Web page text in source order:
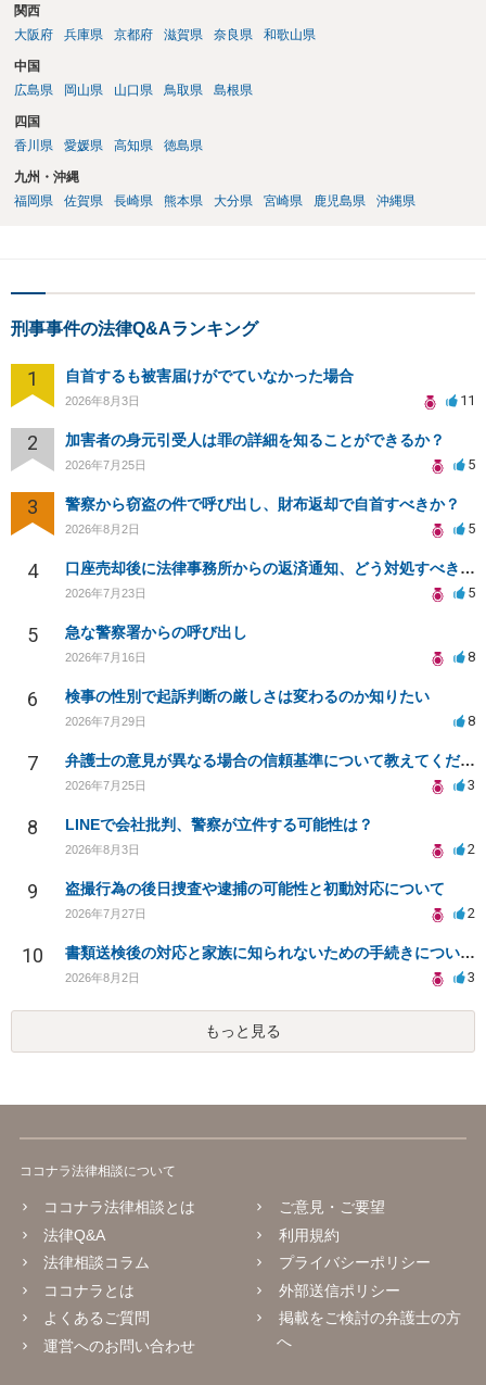
関西
大阪府
兵庫県 京都府 滋賀県 奈良県 和歌山県
中国
広島県
岡山県 山口県 鳥取県 島根県
四国
香川県
愛媛県 高知県 徳島県
九州・沖縄
福岡県
佐賀県 長崎県 熊本県 大分県 宮崎県 鹿児島県 沖縄県
刑事事件の法律Q&Aランキング
1 自首するも被害届けがでていなかった場合
2026年8月3日 11
2 加害者の身元引受人は罪の詳細を知ることができるか？
2026年7月25日 5
3 警察から窃盗の件で呼び出し、財布返却で自首すべきか？
2026年8月2日 5
4 口座売却後に法律事務所からの返済通知、どう対処すべきか？
2026年7月23日 5
5 急な警察署からの呼び出し
2026年7月16日 8
6 検事の性別で起訴判断の厳しさは変わるのか知りたい
2026年7月29日 8
7 弁護士の意見が異なる場合の信頼基準について教えてください
2026年7月25日 3
8 LINEで会社批判、警察が立件する可能性は？
2026年8月3日 2
9 盗撮行為の後日捜査や逮捕の可能性と初動対応について
2026年7月27日 2
10 書類送検後の対応と家族に知られないための手続きについて相談
2026年8月2日 3
もっと見る
ココナラ法律相談について
ココナラ法律相談とは
法律Q&A
法律相談コラム
ココナラとは
よくあるご質問
運営へのお問い合わせ
ご意見・ご要望
利用規約
プライバシーポリシー
外部送信ポリシー
掲載をご検討の弁護士の方
へ